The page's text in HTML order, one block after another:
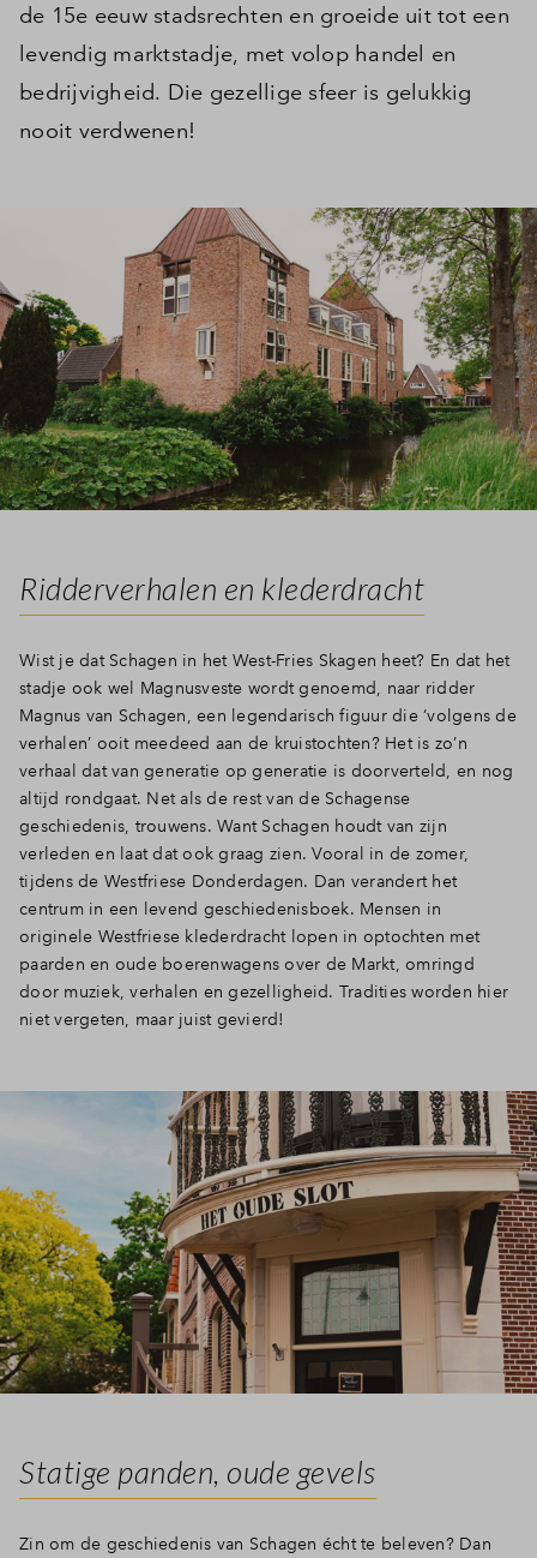
Inloggen
de 15e eeuw stadsrechten en groeide uit tot een
levendig marktstadje, met volop handel en
bedrijvigheid. Die gezellige sfeer is gelukkig
nooit verdwenen!
Ridderverhalen en klederdracht
Wist je dat Schagen in het West-Fries Skagen heet? En dat het
stadje ook wel Magnusveste wordt genoemd, naar ridder
Magnus van Schagen, een legendarisch figuur die ‘volgens de
verhalen’ ooit meedeed aan de kruistochten? Het is zo’n
verhaal dat van generatie op generatie is doorverteld, en nog
altijd rondgaat. Net als de rest van de Schagense
geschiedenis, trouwens. Want Schagen houdt van zijn
verleden en laat dat ook graag zien. Vooral in de zomer,
tijdens de Westfriese Donderdagen. Dan verandert het
centrum in een levend geschiedenisboek. Mensen in
originele Westfriese klederdracht lopen in optochten met
paarden en oude boerenwagens over de Markt, omringd
door muziek, verhalen en gezelligheid. Tradities worden hier
niet vergeten, maar juist gevierd!
Statige panden, oude gevels
Zin om de geschiedenis van Schagen écht te beleven? Dan